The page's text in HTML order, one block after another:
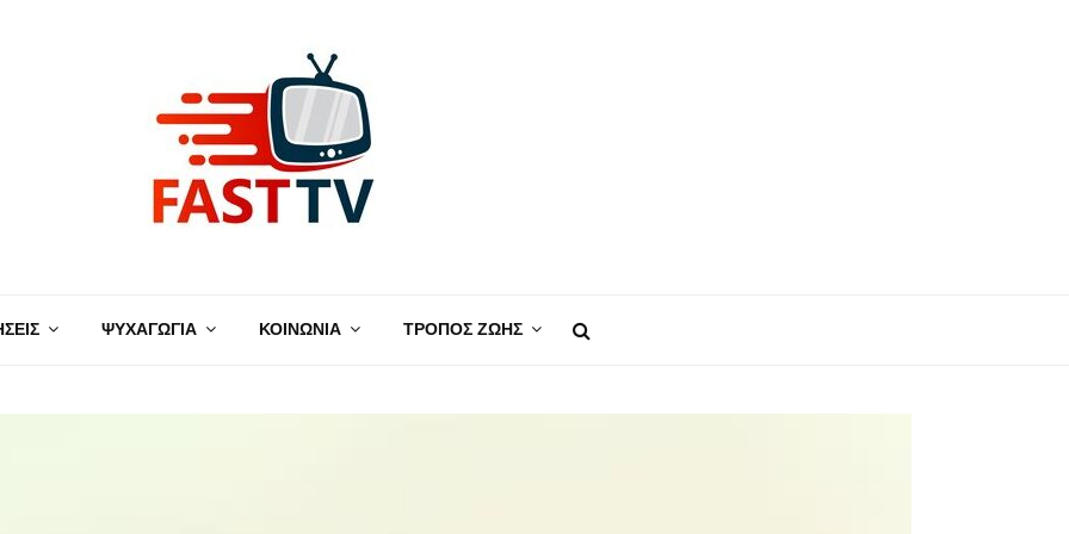
ΨΥΧΑΓΩΓΙΑ ΚΟΙΝΩΝΙΑ ΤΡΟΠΟΣ ΖΩΗΣ